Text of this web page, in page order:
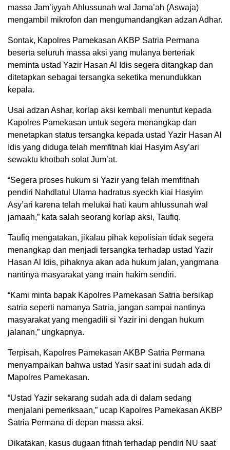
massa Jam’iyyah Ahlussunah wal Jama’ah (Aswaja)
mengambil mikrofon dan mengumandangkan adzan Adhar.
Sontak, Kapolres Pamekasan AKBP Satria Permana
beserta seluruh massa aksi yang mulanya berteriak
meminta ustad Yazir Hasan Al Idis segera ditangkap dan
ditetapkan sebagai tersangka seketika menundukkan
kepala.
Usai adzan Ashar, korlap aksi kembali menuntut kepada
Kapolres Pamekasan untuk segera menangkap dan
menetapkan status tersangka kepada ustad Yazir Hasan Al
Idis yang diduga telah memfitnah kiai Hasyim Asy’ari
sewaktu khotbah solat Jum’at.
“Segera proses hukum si Yazir yang telah memfitnah
pendiri Nahdlatul Ulama hadratus syeckh kiai Hasyim
Asy’ari karena telah melukai hati kaum ahlussunah wal
jamaah,” kata salah seorang korlap aksi, Taufiq.
Taufiq mengatakan, jikalau pihak kepolisian tidak segera
menangkap dan menjadi tersangka terhadap ustad Yazir
Hasan Al Idis, pihaknya akan ada hukum jalan, yangmana
nantinya masyarakat yang main hakim sendiri.
“Kami minta bapak Kapolres Pamekasan Satria bersikap
satria seperti namanya Satria, jangan sampai nantinya
masyarakat yang mengadili si Yazir ini dengan hukum
jalanan,” ungkapnya.
Terpisah, Kapolres Pamekasan AKBP Satria Permana
menyampaikan bahwa ustad Yasir saat ini sudah ada di
Mapolres Pamekasan.
“Ustad Yazir sekarang sudah ada di dalam sedang
menjalani pemeriksaan,” ucap Kapolres Pamekasan AKBP
Satria Permana di depan massa aksi.
Dikatakan, kasus dugaan fitnah terhadap pendiri NU saat